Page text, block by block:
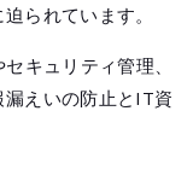
られています。
キュリティ管理、
えいの防止とIT資